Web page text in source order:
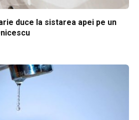
duce la sistarea apei pe un